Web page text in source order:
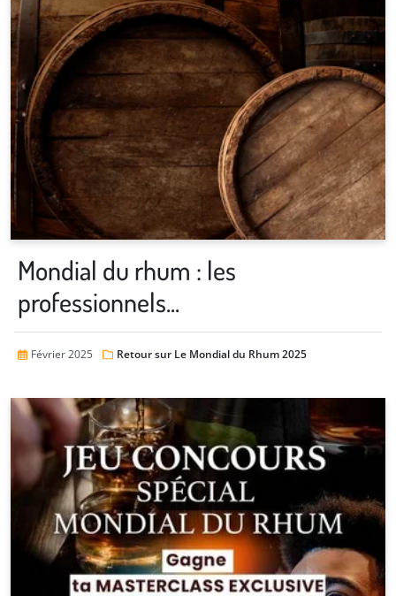
Mondial du rhum : les
professionnels...
Février 2025 Retour sur Le Mondial du Rhum 2025